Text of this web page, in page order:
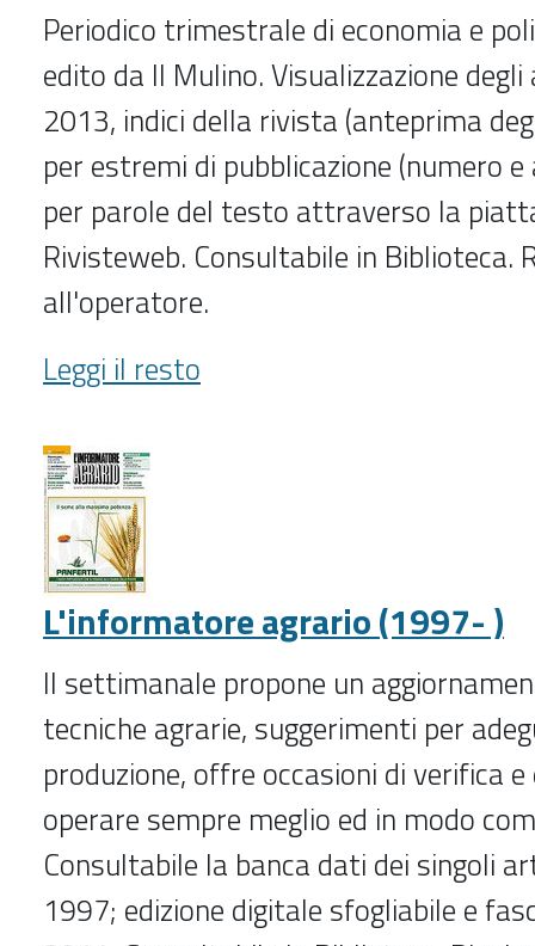
Periodico trimestrale di economia e
edito da Il Mulino. Visualizzazione
2013, indici della rivista (anteprima
per estremi di pubblicazione (numero
per parole del testo attraverso la
Rivisteweb. Consultabile in Biblioteca.
all'operatore.
L'industria
(2013-
-
Leggi il resto
L'informatore agrario (1997- )
Il settimanale propone un
tecniche agrarie, suggerimenti per
produzione, offre occasioni di verifica
operare sempre meglio ed in modo
Consultabile la banca dati dei singoli
1997; edizione digitale sfogliabile e